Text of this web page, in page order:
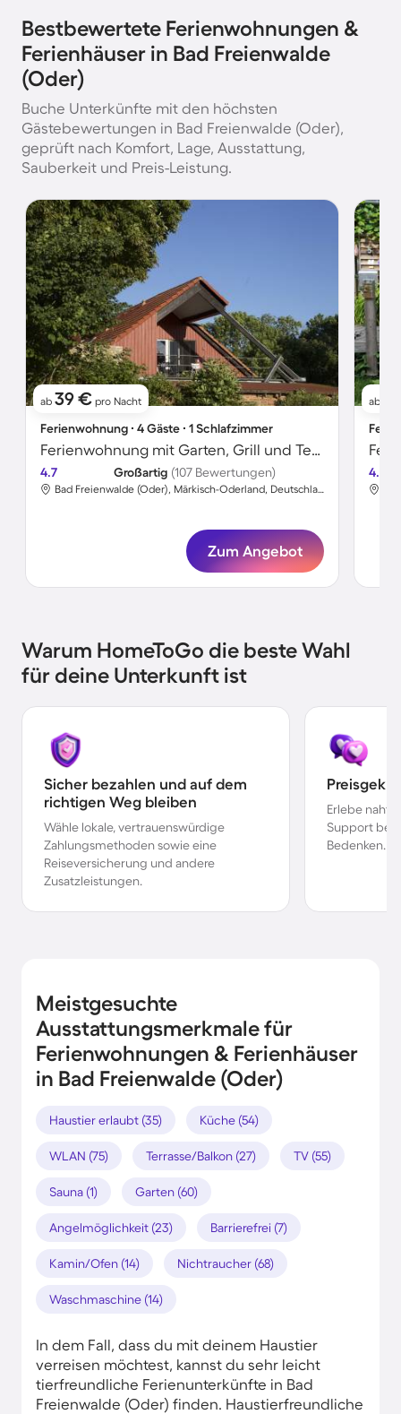
Bestbewertete Ferienwohnungen &
Ferienhäuser in Bad Freienwalde
(Oder)
Buche Unterkünfte mit den höchsten
Gästebewertungen in Bad Freienwalde (Oder),
geprüft nach Komfort, Lage, Ausstattung,
Sauberkeit und Preis-Leistung.
ab 39 € pro Nacht
Ferienwohnung ∙ 4 Gäste ∙ 1 Schlafzimmer
Ferienwohnung mit Garten, Grill und Terrasse | Naturblick
4.7 Großartig (107 Bewertungen)
Bad Freienwalde (Oder), Märkisch-Oderland, Deutschland
Zum Angebot
ab
4.7
Warum HomeToGo die beste Wahl
für deine Unterkunft ist
Sicher bezahlen und auf dem
richtigen Weg bleiben
Wähle lokale, vertrauenswürdige
Zahlungsmethoden sowie eine
Reiseversicherung und andere
Zusatzleistungen.
Erlebe
Support bei
Bedenken.
Meistgesuchte
Ausstattungsmerkmale für
Ferienwohnungen & Ferienhäuser
in Bad Freienwalde (Oder)
Haustier erlaubt (35) Küche (54)
WLAN (75) Terrasse/Balkon (27) TV (55)
Sauna (1) Garten (60)
Angelmöglichkeit (23) Barrierefrei (7)
Kamin/Ofen (14) Nichtraucher (68)
Waschmaschine (14)
In dem Fall, dass du mit deinem Haustier
verreisen möchtest, kannst du sehr leicht
tierfreundliche Ferienunterkünfte in Bad
Freienwalde (Oder) finden. Haustierfreundliche